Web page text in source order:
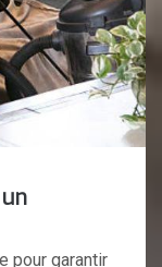
pour garantir